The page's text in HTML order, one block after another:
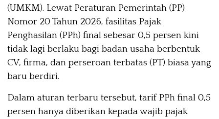
(UMKM). Lewat Peraturan Pemerintah (PP)
Nomor 20 Tahun 2026, fasilitas Pajak
Penghasilan (PPh) final sebesar 0,5 persen kini
tidak lagi berlaku bagi badan usaha berbentuk
CV, firma, dan perseroan terbatas (PT) biasa yang
baru berdiri.
Dalam aturan terbaru tersebut, tarif PPh final 0,5
persen hanya diberikan kepada wajib pajak